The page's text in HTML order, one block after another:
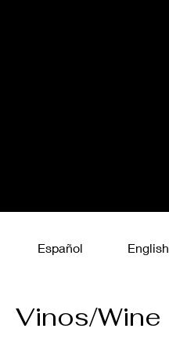
Español English
Vinos/Wine